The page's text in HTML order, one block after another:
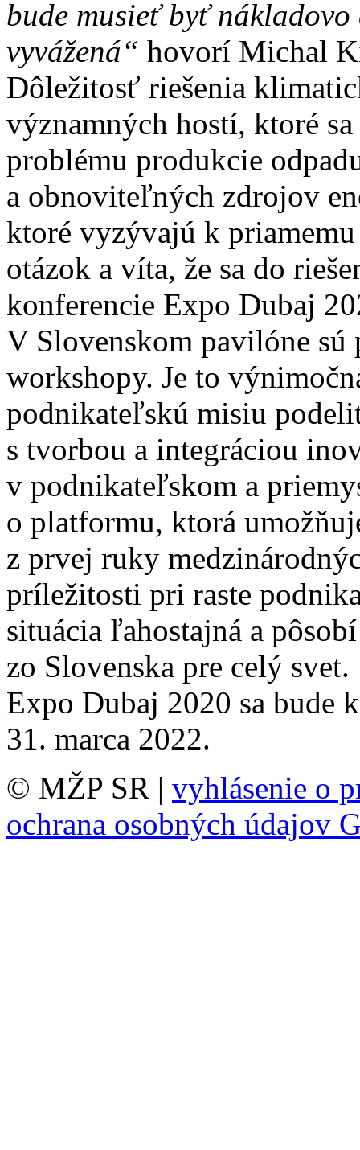
bude musieť byť
vyvážená“ hovorí Michal
Dôležitosť riešenia
významných hostí, ktoré
problému produkcie
a obnoviteľných zdrojov
ktoré vyzývajú k
otázok a víta, že sa do
konferencie Expo Dubaj
V Slovenskom pavilóne sú
workshopy. Je to
podnikateľskú misiu
s tvorbou a integráciou
v podnikateľskom a
o platformu, ktorá
z prvej ruky
príležitosti pri raste
situácia ľahostajná a
zo Slovenska pre celý svet.
Expo Dubaj 2020 sa bude
31. marca 2022.
© MŽP SR | vyhlásenie o
ochrana osobných údajov